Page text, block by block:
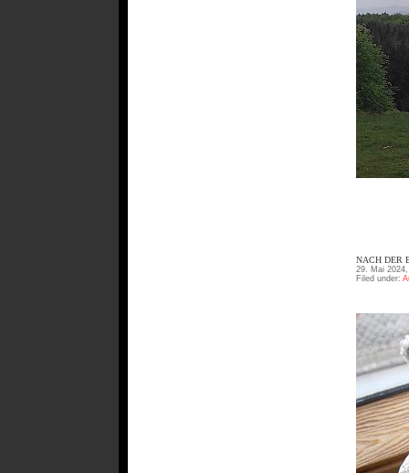
NACH DER
29. Mai 2024,
Filed under: